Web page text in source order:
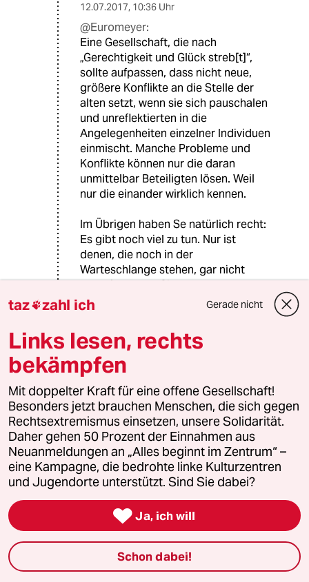
12.07.2017, 10:36 Uhr
@Euromeyer:
Eine Gesellschaft, die nach
„Gerechtigkeit und Glück streb[t]“,
sollte aufpassen, dass nicht neue,
größere Konflikte an die Stelle der
alten setzt, wenn sie sich pauschalen
und unreflektierten in die
Angelegenheiten einzelner Individuen
einmischt. Manche Probleme und
Konflikte können nur die daran
unmittelbar Beteiligten lösen. Weil
nur die einander wirklich kennen.
Im Übrigen haben Se natürlich recht:
Es gibt noch viel zu tun. Nur ist
denen, die noch in der
Warteschlange stehen, gar nicht
geholfen, wenn Sie den, der grade
dran ist, mit dem Stempel
„Luxusproblem“ abfertigen.
8G 81331 (Profil gelöscht)
11.07.2017 ,18:26 Uhr
Hab' ich da was falsch verstanden, oder was
soll der 'Aufstand'?
Ich seh' da kein Problem, dann adoptiert doch
das Kind einfach. Fertig.
Wird doch in Hetero-Ehen auch so gemacht.
12.07.2017,11:13 Uhr
@81331 (Profil gelöscht):
Sie verstehen nicht, was dieser
taz zahl ich Gerade nicht
Links lesen, rechts
bekämpfen
Mit doppelter Kraft für eine offene Gesellschaft!
Besonders jetzt brauchen Menschen, die sich gegen
Rechtsextremismus einsetzen, unsere Solidarität.
Daher gehen 50 Prozent der Einnahmen aus
Neuanmeldungen an „Alles beginnt im Zentrum“ –
eine Kampagne, die bedrohte linke Kulturzentren
und Jugendorte unterstützt. Sind Sie dabei?
 Ja, ich will
Schon dabei!